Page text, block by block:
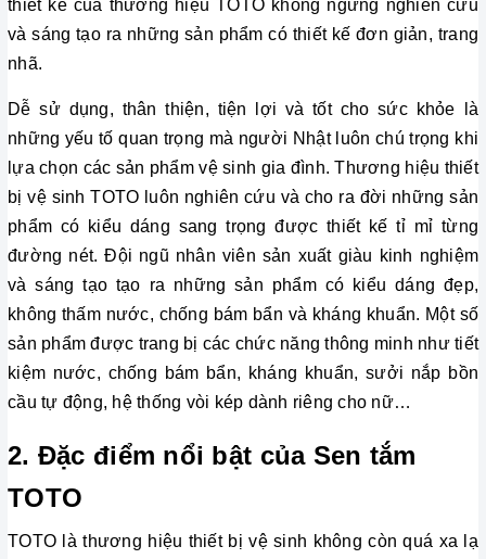
thiết kế của thương hiệu TOTO không ngừng nghiên cứu
và sáng tạo ra những sản phẩm có thiết kế đơn giản, trang
nhã.
Dễ sử dụng, thân thiện, tiện lợi và tốt cho sức khỏe là
những yếu tố quan trọng mà người Nhật luôn chú trọng khi
lựa chọn các sản phẩm vệ sinh gia đình. Thương hiệu thiết
bị vệ sinh TOTO luôn nghiên cứu và cho ra đời những sản
phẩm có kiểu dáng sang trọng được thiết kế tỉ mỉ từng
đường nét. Đội ngũ nhân viên sản xuất giàu kinh nghiệm
và sáng tạo tạo ra những sản phẩm có kiểu dáng đẹp,
không thấm nước, chống bám bẩn và kháng khuẩn. Một số
sản phẩm được trang bị các chức năng thông minh như tiết
kiệm nước, chống bám bẩn, kháng khuẩn, sưởi nắp bồn
cầu tự động, hệ thống vòi kép dành riêng cho nữ…
2. Đặc điểm nổi bật của Sen tắm
TOTO
TOTO là thương hiệu thiết bị vệ sinh không còn quá xa lạ